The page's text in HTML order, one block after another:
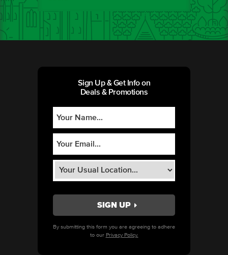
Sign Up & Get Info on
Deals & Promotions
By submitting this form you are agreeing to adhere
to our Privacy Policy.